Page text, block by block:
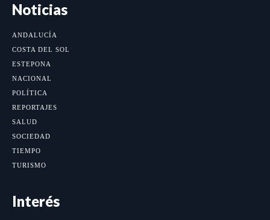
Noticias
ANDALUCÍA
COSTA DEL SOL
ESTEPONA
NACIONAL
POLÍTICA
REPORTAJES
SALUD
SOCIEDAD
TIEMPO
TURISMO
Interés